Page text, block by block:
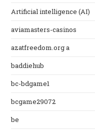
Artificial intelligence (AI)
aviamasters-casinos
azatfreedom.org a
baddiehub
bc-bdgame1
bcgame29072
be